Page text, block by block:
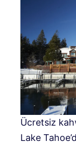
Ücretsiz
Lake